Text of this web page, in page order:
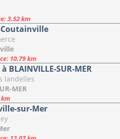
3.52 km
Coutainville
10.79 km
BLAINVILLE-SUR-MER
landelles
MER
sur-Mer